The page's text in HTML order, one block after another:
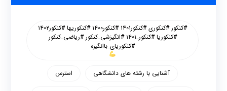
#کنکور #کنکوری #کنکور۱۴۰۱ #کنکور۱۴۰۰ #کنکوریها #کنکور۱۴۰۲
#کنکوریا #کنکور_۱۴۰۱ #انگیزشی_کنکور #ریاضی_کنکور
#کنکوریای_باانگیزه
آشنایی با رشته های دانشگاهی استرس